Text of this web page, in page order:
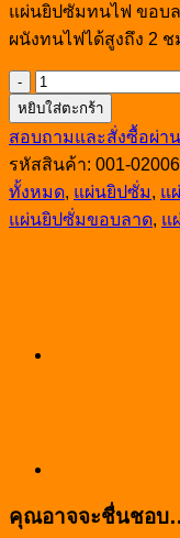
แผ่นยิปซัมทนไฟ ขอบ
ผนังทนไฟได้สูงถึง 2 ช
จำนวน
แผ่น
ยิปซัม
ตรา
ช้าง
ไฟร์
120x240ซม.
หยิบใส่ตะกร้า
สอบถามและสั่งซื้อผ่า
รหัสสินค้า: 001-
ทั้งหมด, แผ่นยิปซั่ม, แ
แผ่นยิปซั่มขอบลาด, แ
คุณอาจจะชื่นชอบ